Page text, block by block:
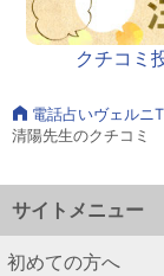
クチコミ
電話占いヴェルニ
清陽先生のクチコミ
サイトメニュー
初めての方へ